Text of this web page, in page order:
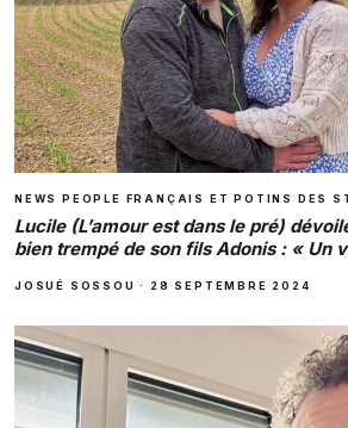
NEWS PEOPLE FRANÇAIS ET POTINS DES
Lucile (L’amour est dans le pré)
bien trempé de son fils Adonis : « Un
JOSUÉ SOSSOU · 28 SEPTEMBRE 2024